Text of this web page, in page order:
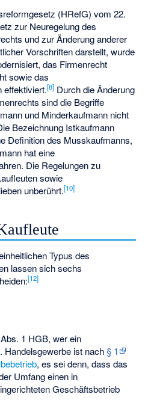
(HRefG) vom 22.
zur Neuregelung des
und zur Änderung anderer
Vorschriften darstellt, wurde
das Firmenrecht
sowie das
effektiviert.[8] Durch die Änderung
sind die Begriffe
und Minderkaufmann nicht
Bezeichnung Istkaufmann
Definition des Musskaufmanns,
hat eine
Die Regelungen zu
sowie
unberührt.[10]
Typus des
lassen sich sechs
[12]
Abs. 1 HGB, wer ein
Handelsgewerbe ist nach§ 1
, es sei denn, dass das
Umfang einen in
Geschäftsbetrieb